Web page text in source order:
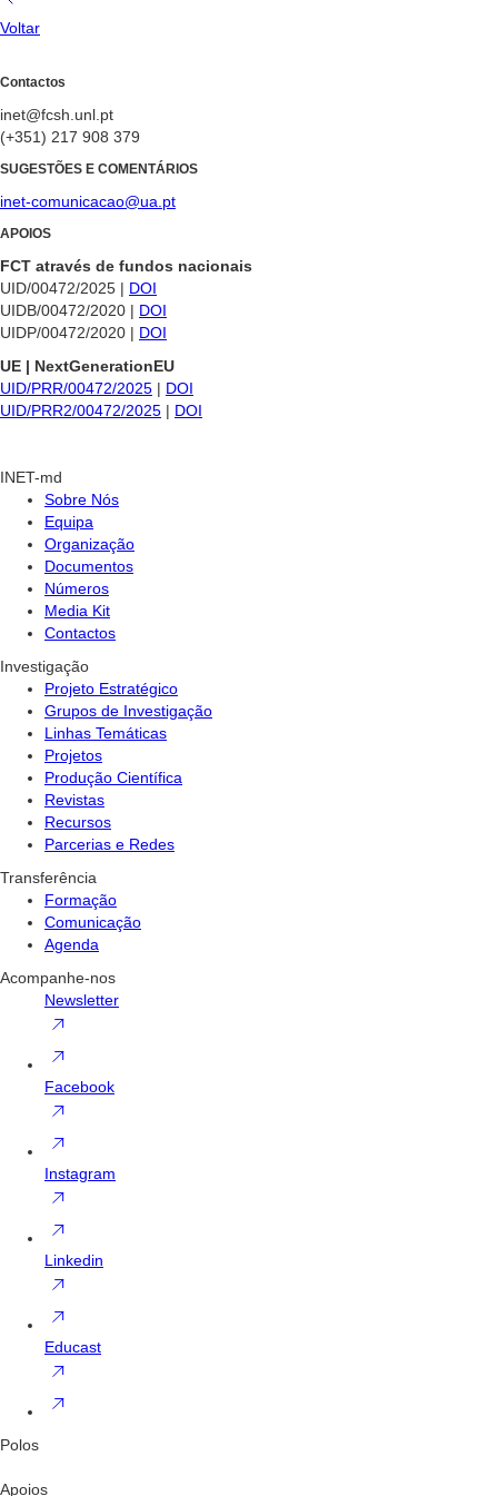
Voltar
Contactos
inet@fcsh.unl.pt
(+351) 217 908 379
SUGESTÕES E COMENTÁRIOS
inet-comunicacao@ua.pt
APOIOS
FCT através de fundos nacionais
UID/00472/2025 | DOI
UIDB/00472/2020 | DOI
UIDP/00472/2020 | DOI
UE | NextGenerationEU
UID/PRR/00472/2025 | DOI
UID/PRR2/00472/2025 | DOI
INET-md
Sobre Nós
Equipa
Organização
Documentos
Números
Media Kit
Contactos
Investigação
Projeto Estratégico
Grupos de Investigação
Linhas Temáticas
Projetos
Produção Científica
Revistas
Recursos
Parcerias e Redes
Transferência
Formação
Comunicação
Agenda
Acompanhe-nos
Newsletter
Facebook
Instagram
Linkedin
Educast
Polos
Apoios